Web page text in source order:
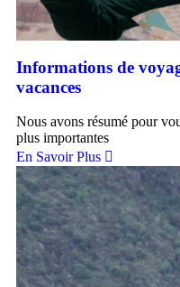
Informations de
vacances
Nous avons résumé pour
plus importantes
En Savoir Plus